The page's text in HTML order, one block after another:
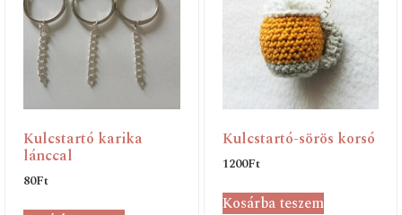
Kulcstartó karika
lánccal
80Ft
Kulcstartó-sörös korsó
1200Ft
Kosárba teszem